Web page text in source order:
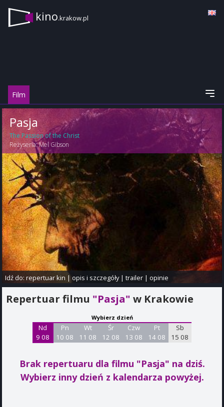
kino.krakow.pl
Film
Pasja
The Passion of the Christ
Reżyseria:Mel Gibson
Idź do:repertuar kin |opis i szczegóły|trailer |opinie
Repertuar filmu "Pasja" w Krakowie
Wybierz dzień
Nd
9 08
Pn
10 08
Wt
11 08
Śr
12 08
Czw
13 08
Pt
14 08
Sb
15 08
Brak repertuaru dla filmu "Pasja" na dziś.
Wybierz inny dzień z kalendarza powyżej.